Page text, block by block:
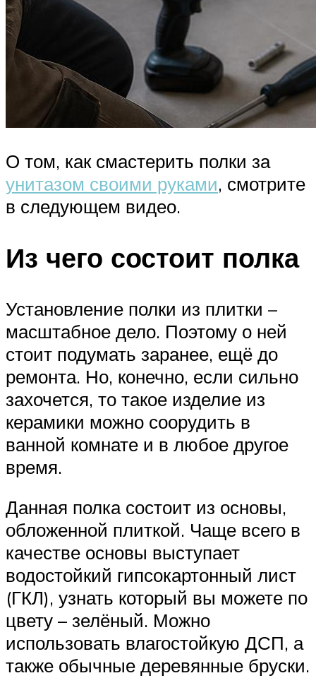
О том, как смастерить полки за
унитазом своими руками, смотрите
в следующем видео.
Из чего состоит полка
Установление полки из плитки –
масштабное дело. Поэтому о ней
стоит подумать заранее, ещё до
ремонта. Но, конечно, если сильно
захочется, то такое изделие из
керамики можно соорудить в
ванной комнате и в любое другое
время.
Данная полка состоит из основы,
обложенной плиткой. Чаще всего в
качестве основы выступает
водостойкий гипсокартонный лист
(ГКЛ), узнать который вы можете по
цвету – зелёный. Можно
использовать влагостойкую ДСП, а
также обычные деревянные бруски.